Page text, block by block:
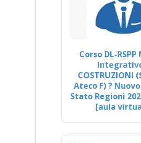
Corso DL-
COSTRUZIONI
Ateco F) ?
Stato Regioni
[aula